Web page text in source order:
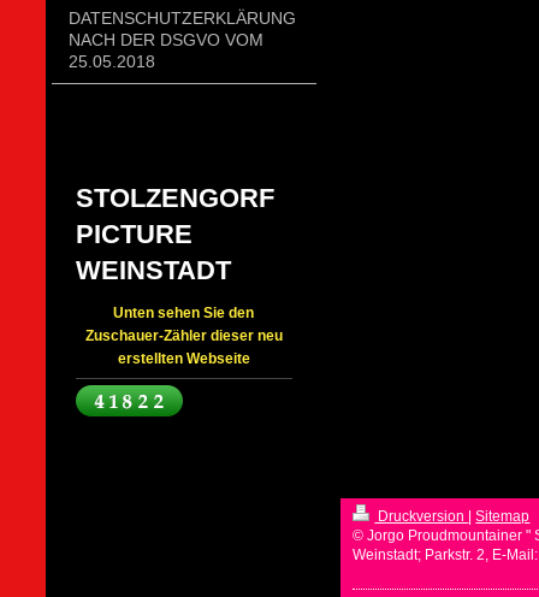
DATENSCHUTZERKLÄRUNG
NACH DER DSGVO VOM
25.05.2018
STOLZENGORF
PICTURE
WEINSTADT
Unten sehen Sie den
Zuschauer-Zähler dieser neu
erstellten Webseite
Druckversion | Sitemap
© Jorgo Proudmountainer "
Weinstadt; Parkstr. 2, E-